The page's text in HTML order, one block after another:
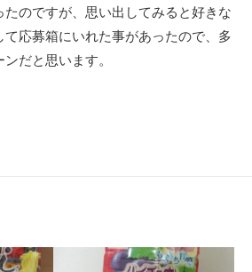
のですが、思い出してみると好きな
て応募箱にいれた事があったので、多
だと思います。